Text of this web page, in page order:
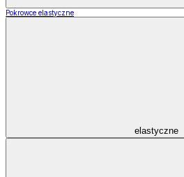
Pokrowce elastyczne
elastyczne